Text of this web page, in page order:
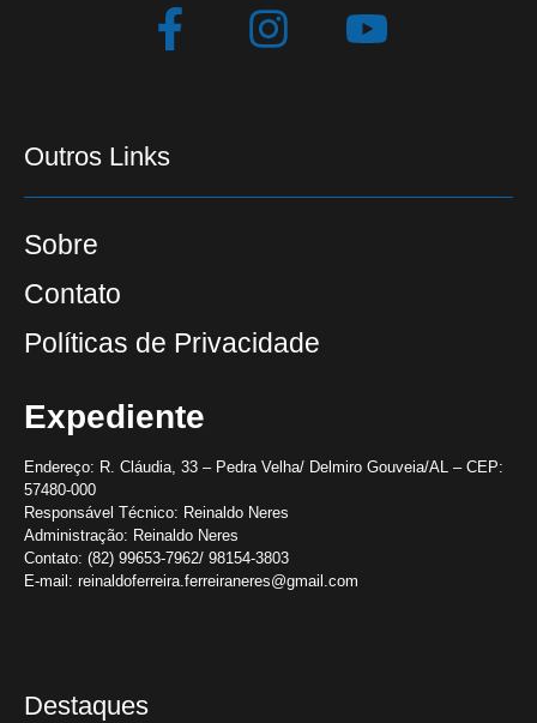
Outros Links
Sobre
Contato
Políticas de Privacidade
Expediente
Endereço: R. Cláudia, 33 – Pedra Velha/ Delmiro Gouveia/AL – CEP:
57480-000
Responsável Técnico: Reinaldo Neres
Administração: Reinaldo Neres
Contato: (82) 99653-7962/ 98154-3803
E-mail: reinaldoferreira.ferreiraneres@gmail.com
Destaques